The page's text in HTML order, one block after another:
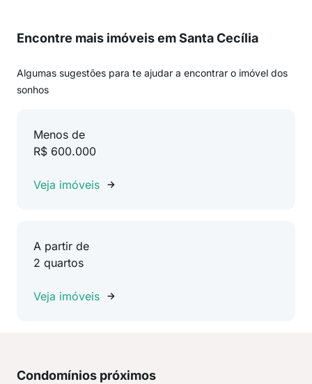
Encontre mais imóveis em Santa Cecília
Algumas sugestões para te ajudar a encontrar o imóvel dos
sonhos
Menos de
R$ 600.000
Veja imóveis
A partir de
2 quartos
Veja imóveis
Condomínios próximos